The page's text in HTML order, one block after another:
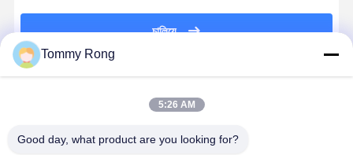
চালিয়ে
Tommy Rong
5:26 AM
Good day, what product are you looking for?